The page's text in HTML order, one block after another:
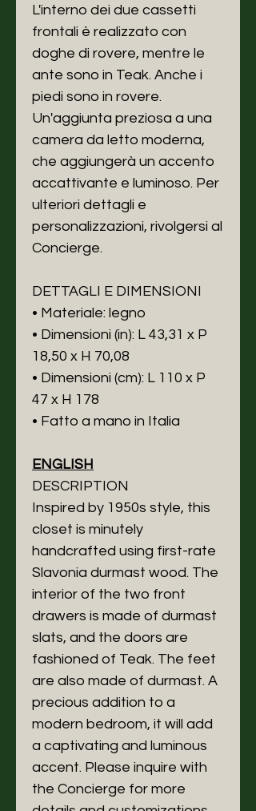
L'interno dei due cassetti
frontali è realizzato con
doghe di rovere, mentre le
ante sono in Teak. Anche i
piedi sono in rovere.
Un'aggiunta preziosa a una
camera da letto moderna,
che aggiungerà un accento
accattivante e luminoso. Per
ulteriori dettagli e
personalizzazioni, rivolgersi al
Concierge.
DETTAGLI E DIMENSIONI
• Materiale: legno
• Dimensioni (in): L 43,31 x P
18,50 x H 70,08
• Dimensioni (cm): L 110 x P
47 x H 178
• Fatto a mano in Italia
ENGLISH
DESCRIPTION
Inspired by 1950s style, this
closet is minutely
handcrafted using first-rate
Slavonia durmast wood. The
interior of the two front
drawers is made of durmast
slats, and the doors are
fashioned of Teak. The feet
are also made of durmast. A
precious addition to a
modern bedroom, it will add
a captivating and luminous
accent. Please inquire with
the Concierge for more